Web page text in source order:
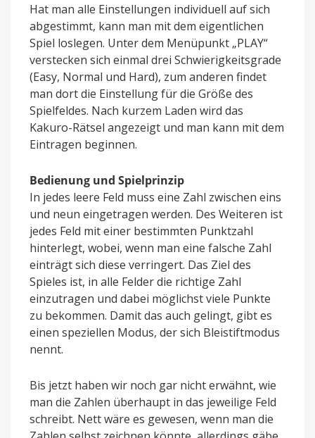
Hat man alle Einstellungen individuell auf sich
abgestimmt, kann man mit dem eigentlichen
Spiel loslegen. Unter dem Menüpunkt „PLAY“
verstecken sich einmal drei Schwierigkeitsgrade
(Easy, Normal und Hard), zum anderen findet
man dort die Einstellung für die Größe des
Spielfeldes. Nach kurzem Laden wird das
Kakuro-Rätsel angezeigt und man kann mit dem
Eintragen beginnen.
Bedienung und Spielprinzip
In jedes leere Feld muss eine Zahl zwischen eins
und neun eingetragen werden. Des Weiteren ist
jedes Feld mit einer bestimmten Punktzahl
hinterlegt, wobei, wenn man eine falsche Zahl
einträgt sich diese verringert. Das Ziel des
Spieles ist, in alle Felder die richtige Zahl
einzutragen und dabei möglichst viele Punkte
zu bekommen. Damit das auch gelingt, gibt es
einen speziellen Modus, der sich Bleistiftmodus
nennt.
Bis jetzt haben wir noch gar nicht erwähnt, wie
man die Zahlen überhaupt in das jeweilige Feld
schreibt. Nett wäre es gewesen, wenn man die